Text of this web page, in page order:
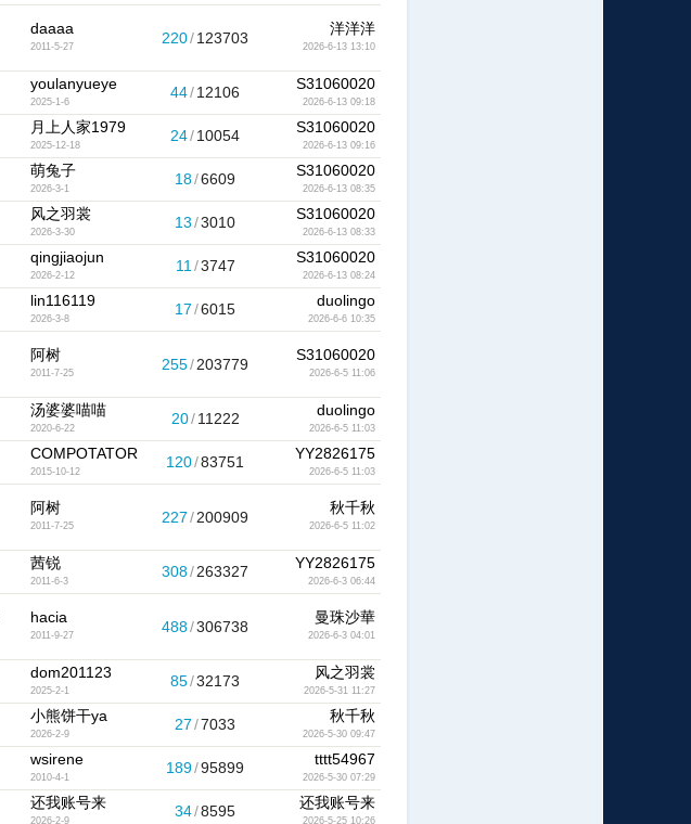
daaaa
2011-5-27
220/123703
洋洋洋
2026-6-13 13:10
youlanyueye
2025-1-6
44/12106 S31060020
2026-6-13 09:18
月上人家1979
2025-12-18
24/10054 S31060020
2026-6-13 09:16
萌兔子
2026-3-1
18/6609 S31060020
2026-6-13 08:35
风之羽裳
2026-3-30
13/3010 S31060020
2026-6-13 08:33
qingjiaojun
2026-2-12
11 /3747 S31060020
2026-6-13 08:24
lin116119
2026-3-8
17/6015 duolingo
2026-6-6 10:35
阿树
2011-7-25
255/203779
S31060020
2026-6-5 11:06
汤婆婆喵喵
2020-6-22
20/ 11222 duolingo
2026-6-5 11:03
COMPOTATOR
2015-10-12
120/83751 YY2826175
2026-6-5 11:03
阿树
2011-7-25
227/200909
秋千秋
2026-6-5 11:02
茜锐
2011-6-3
308/263327 YY2826175
2026-6-3 06:44
hacia
2011-9-27
488/306738
曼珠沙華
2026-6-3 04:01
dom201123
2025-2-1
85/32173 风之羽裳
2026-5-31 11:27
小熊饼干ya
2026-2-9
27/7033 秋千秋
2026-5-30 09:47
wsirene
2010-4-1
189/95899 tttt54967
2026-5-30 07:29
还我账号来
2026-2-9
34/8595 还我账号来
2026-5-25 10:26